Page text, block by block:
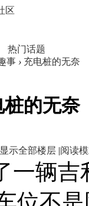
区
热门话题
事 › 充电桩的无奈
桩的无奈
显示全部楼层 |阅读
一辆吉